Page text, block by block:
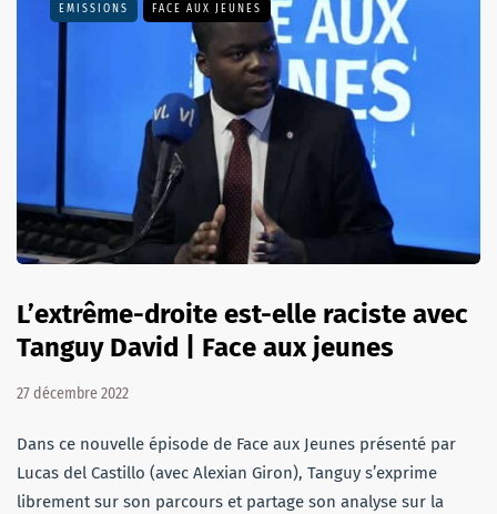
EMISSIONS FACE AUX JEUNES
L’extrême-droite est-elle raciste avec
Tanguy David | Face aux jeunes
27 décembre 2022
Dans ce nouvelle épisode de Face aux Jeunes présenté par
Lucas del Castillo (avec Alexian Giron), Tanguy s’exprime
librement sur son parcours et partage son analyse sur la